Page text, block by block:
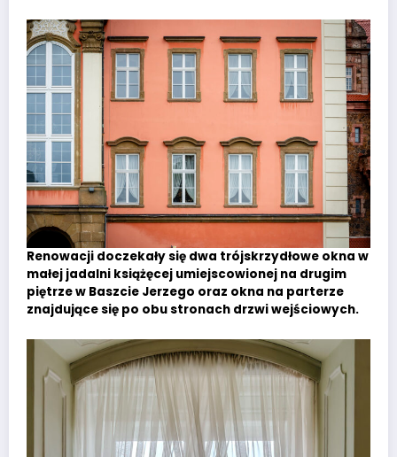
Renowacji doczekały się dwa trójskrzydłowe okna w
małej jadalni książęcej umiejscowionej na drugim
piętrze w Baszcie Jerzego oraz okna na parterze
znajdujące się po obu stronach drzwi wejściowych.